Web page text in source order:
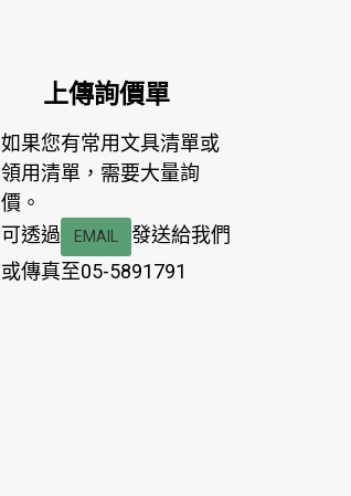
上傳詢價單
如果您有常用文具清單或
領用清單，需要大量詢
價。
可透過
EMAIL
發送給我們
或傳真至05-5891791